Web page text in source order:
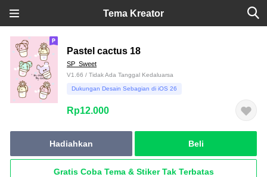
Tema Kreator
Pastel cactus 18
SP_Sweet
V1.66 / Tidak Ada Tanggal Kedaluarsa
Dukungan Desain Sebagian di iOS 26
Rp12.000
Hadiahkan Beli
Gratis Coba Tema & Stiker Tak Terbatas